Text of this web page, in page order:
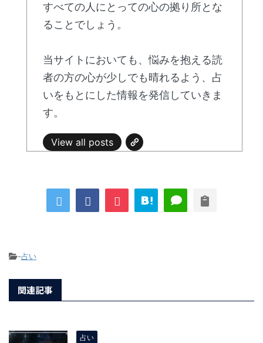
すべての人にとっての心の拠り所とな
ることでしょう。
当サイトにおいても、悩みを抱える読
者の方の心が少しでも晴れるよう、占
いをもとにした情報を発信していきま
す。
View all posts
-占い
関連記事
占い